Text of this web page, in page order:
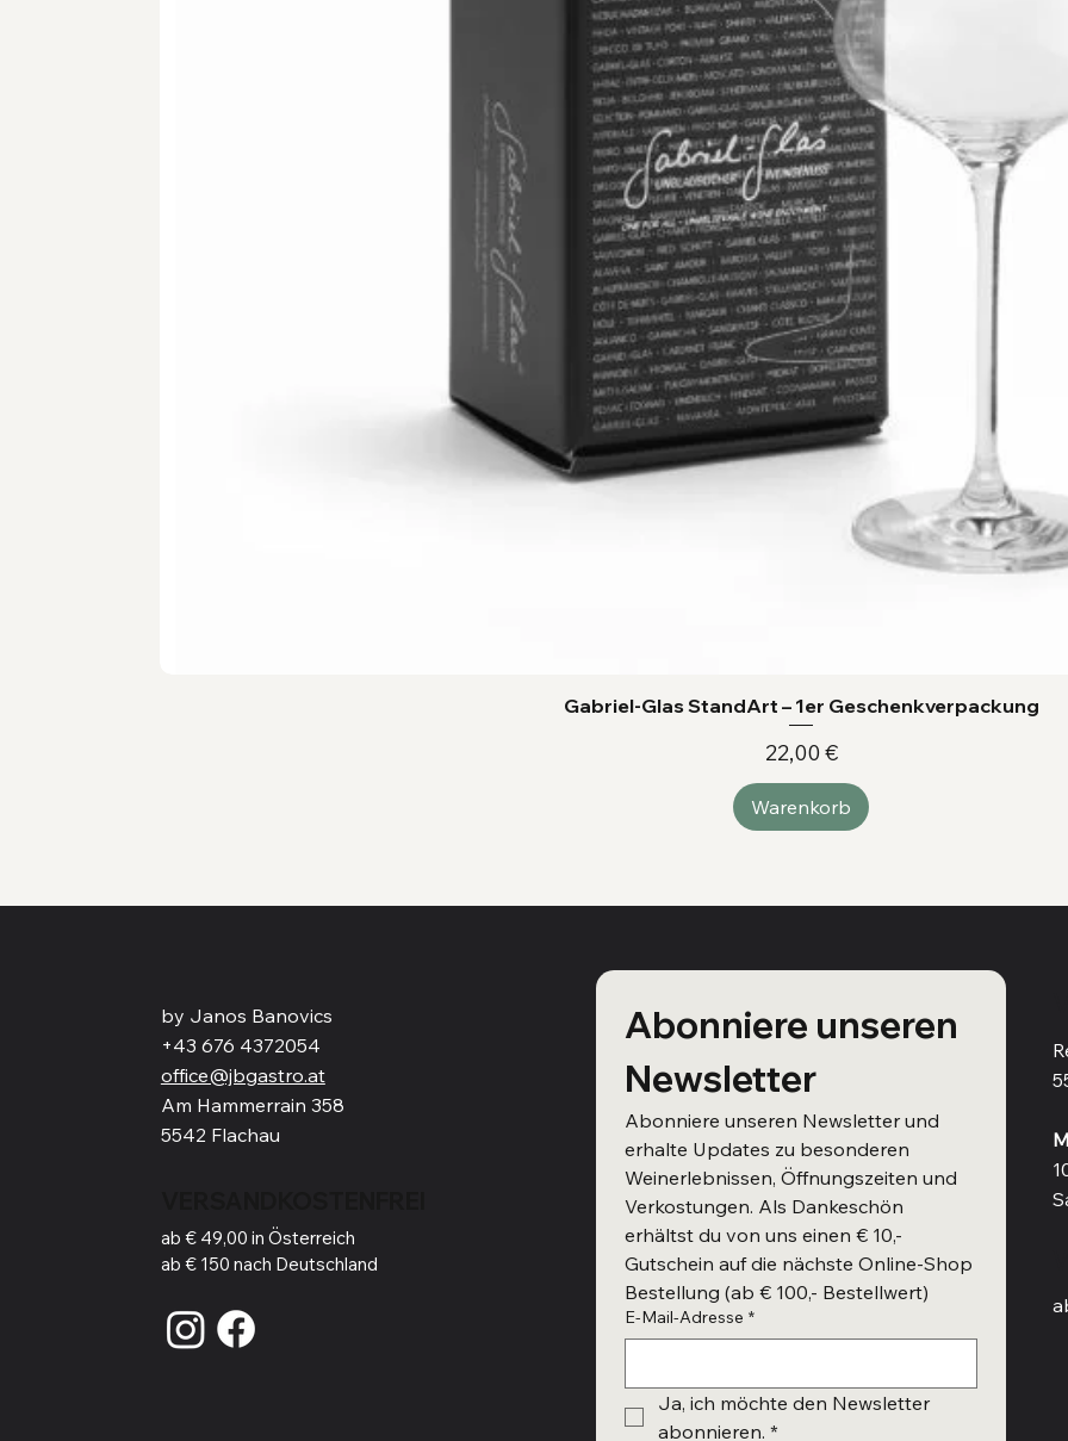
Gabriel-Glas StandArt – 1er Geschenkverpackung
Preis
22,00 €
Warenkorb
by Janos Banovics
+43 676 4372054
office@jbgastro.at
Am Hammerrain 358
5542 Flachau
ab € 49,00 in Österreich
ab € 150 nach Deutschland
Abonniere unseren
Newsletter
Abonniere unseren Newsletter und
erhalte Updates zu besonderen
Weinerlebnissen, Öffnungszeiten und
Verkostungen. Als Dankeschön
erhältst du von uns einen € 10,-
Gutschein auf die nächste Online-Shop
Bestellung (ab € 100,- Bestellwert)
E-Mail-Adresse *
Ja, ich möchte den Newsletter
abonnieren. *